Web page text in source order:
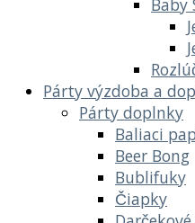
Párty výzdoba a
Párty doplnky
Baliaci
Beer Bong
Bublifuky
Čiapky